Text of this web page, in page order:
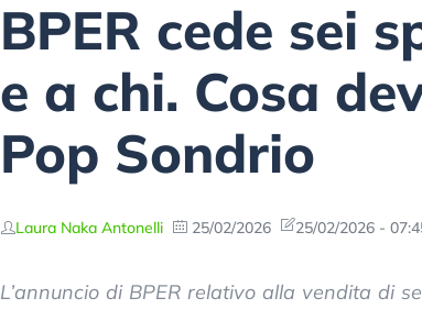
BPER cede sei
e a chi. Cosa
Pop Sondrio
Laura Naka Antonelli 25/02/2026 25/02/2026 -
L’annuncio di BPER relativo alla vendita di